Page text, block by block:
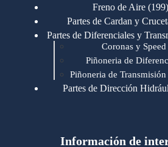
Freno de Aire 199
Partes de Cardan y
Partes de Diferenciales y
Coronas y Speed
Piñoneria de
Piñoneria de
Partes de Dirección
Motores Cummins
Información de